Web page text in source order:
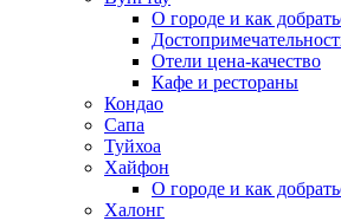
О городе и как
Отели цена-качество
Кафе и рестораны
Кондао
Сапа
Туйхоа
Хайфон
О городе и как
Халонг